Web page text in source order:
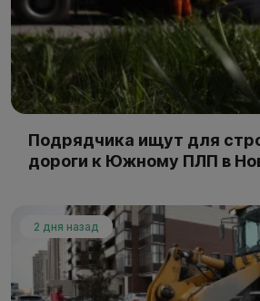
Подрядчика ищут для
дороги к Южному ПЛП в
2 дня назад